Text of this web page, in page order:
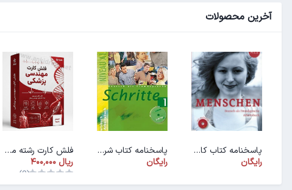
آخرین محصولات
پاسخنامه کتاب کار ArbeitsbuchMenschen A1.1
رایگان
پاسخنامه کتاب شریته ۱ (PDF)
رایگان
فلش کارت رشته مهندسی پزشکی
(0)